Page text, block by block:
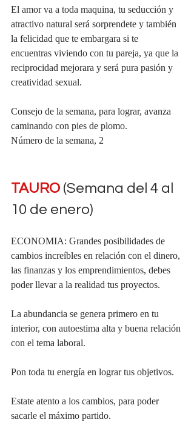
El amor va a toda maquina, tu seducción y
atractivo natural será sorprendete y también
la felicidad que te embargara si te
encuentras viviendo con tu pareja, ya que la
reciprocidad mejorara y será pura pasión y
creatividad sexual.
Consejo de la semana, para lograr, avanza
caminando con pies de plomo.
Número de la semana, 2
TAURO (Semana del 4 al
10 de enero)
ECONOMIA: Grandes posibilidades de
cambios increíbles en relación con el dinero,
las finanzas y los emprendimientos, debes
poder llevar a la realidad tus proyectos.
La abundancia se genera primero en tu
interior, con autoestima alta y buena relación
con el tema laboral.
Pon toda tu energía en lograr tus objetivos.
Estate atento a los cambios, para poder
sacarle el máximo partido.